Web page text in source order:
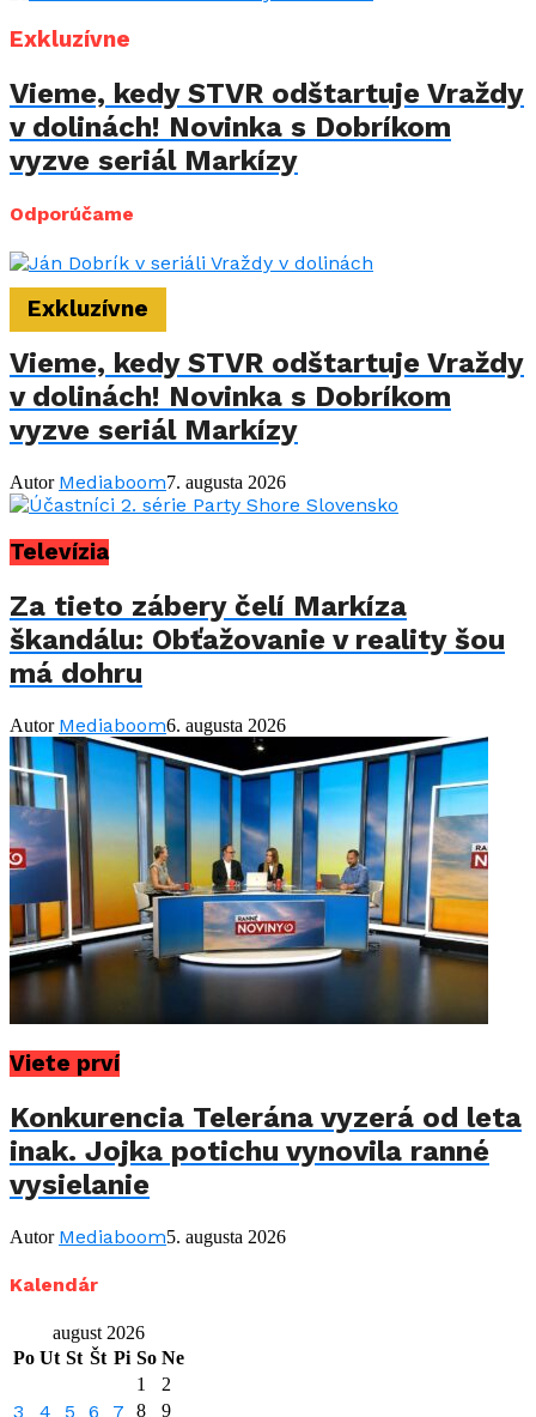
Exkluzívne
Vieme, kedy STVR odštartuje Vraždy
v dolinách! Novinka s Dobríkom
vyzve seriál Markízy
Odporúčame
Exkluzívne
Vieme, kedy STVR odštartuje Vraždy
v dolinách! Novinka s Dobríkom
vyzve seriál Markízy
Autor Mediaboom7. augusta 2026
Televízia
Za tieto zábery čelí Markíza
škandálu: Obťažovanie v reality šou
má dohru
Autor Mediaboom6. augusta 2026
Viete prví
Konkurencia Telerána vyzerá od leta
inak. Jojka potichu vynovila ranné
vysielanie
Autor Mediaboom5. augusta 2026
Kalendár
august 2026
Po Ut St Št Pi So Ne
1
2
3 4 5 6 7 8 9